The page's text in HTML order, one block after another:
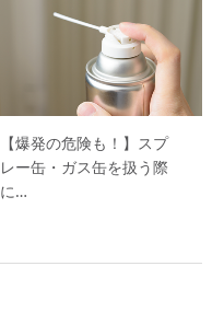
【爆発の危険も！】スプ
レー缶・ガス缶を扱う際
に…